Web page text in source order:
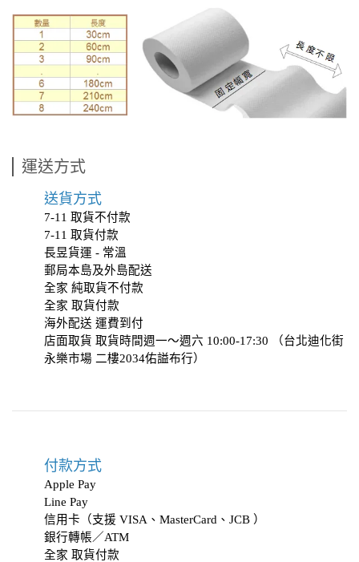
運送方式
送貨方式
7-11 取貨不付款
7-11 取貨付款
長昱貨運 - 常溫
郵局本島及外島配送
全家 純取貨不付款
全家 取貨付款
海外配送 運費到付
店面取貨 取貨時間週一～週六 10:00-17:30 （台北迪化街
永樂市場 二樓2034佑謚布行）
付款方式
Apple Pay
Line Pay
信用卡（支援 VISA、MasterCard、JCB ）
銀行轉帳／ATM
全家 取貨付款